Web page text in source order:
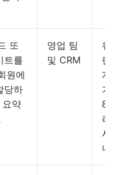
또
트를
원에
당하
요약
영업 팀
및 CRM
유
랜
개
기
러
시
니